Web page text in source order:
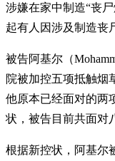
涉嫌在家中制造“丧
起有人因涉及制造丧
被告阿基尔（
院被加控五项抵触烟
他原本已经面对的两
状，被告目前共面对
根据新控状，阿基尔